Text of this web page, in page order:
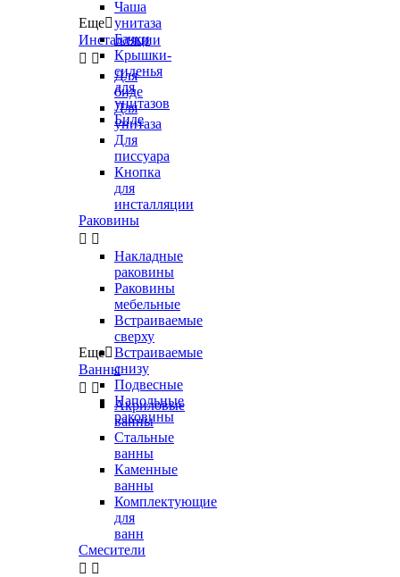
Чаша
унитаза
Бачки
Крышки-
сиденья
для
унитазов
Биде
Еще
Инсталляции
 
Для
биде
Для
унитаза
Для
писсуара
Кнопка
для
инсталляции
Раковины
 
Накладные
раковины
Раковины
мебельные
Встраиваемые
сверху
Встраиваемые
снизу
Подвесные
Напольные
раковины
Еще
Ванны
 
Акриловые
ванны
Стальные
ванны
Каменные
ванны
Комплектующие
для
ванн
Смесители
 